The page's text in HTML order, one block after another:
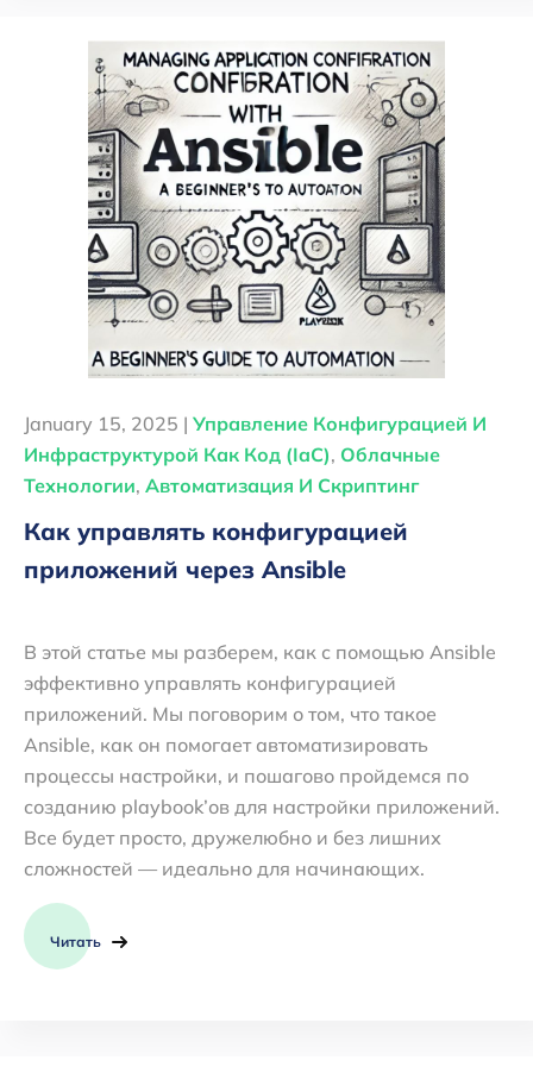
January 15, 2025 | Управление Конфигурацией И
Инфраструктурой Как Код (IaC), Облачные
Технологии, Автоматизация И Скриптинг
Как управлять конфигурацией
приложений через Ansible
В этой статье мы разберем, как с помощью Ansible
эффективно управлять конфигурацией
приложений. Мы поговорим о том, что такое
Ansible, как он помогает автоматизировать
процессы настройки, и пошагово пройдемся по
созданию playbook’ов для настройки приложений.
Все будет просто, дружелюбно и без лишних
сложностей — идеально для начинающих.
Читать